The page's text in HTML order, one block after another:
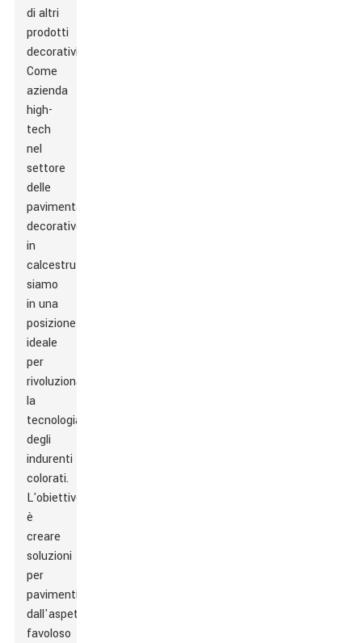
di altri
prodotti
decorativi.
Come
azienda
high-
tech
nel
settore
delle
pavimentazioni
decorative
in
calcestruzzo,
siamo
in una
posizione
ideale
per
rivoluzionare
la
tecnologia
degli
indurenti
colorati.
L'obiettivo
è
creare
soluzioni
per
pavimenti
dall'aspetto
favoloso